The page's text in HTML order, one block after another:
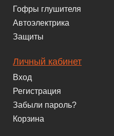
Гофры глушителя
Автоэлектрика
Защиты
Личный кабинет
Вход
Регистрация
Забыли пароль?
Корзина